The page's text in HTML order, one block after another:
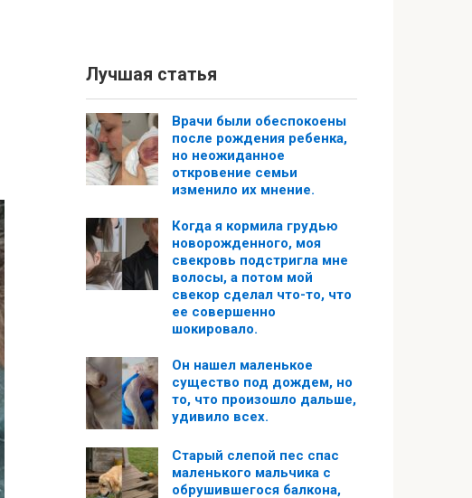
Лучшая статья
Врачи были обеспокоены
после рождения ребенка,
но неожиданное
откровение семьи
изменило их мнение.
Когда я кормила грудью
новорожденного, моя
свекровь подстригла мне
волосы, а потом мой
свекор сделал что-то, что
ее совершенно
шокировало.
Он нашел маленькое
существо под дождем, но
то, что произошло дальше,
удивило всех.
Старый слепой пес спас
маленького мальчика с
обрушившегося балкона,